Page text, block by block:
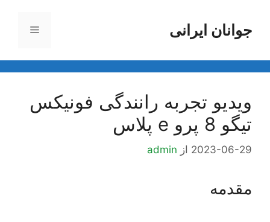
محتواجوانان ایرانی فهرست
ویدیو تجربه رانندگی فونیکس
تیگو 8 پرو e پلاس
2023-06-29 از admin
مقدمه